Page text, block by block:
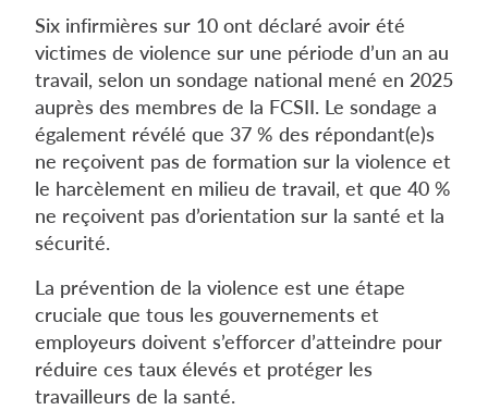
Six infirmières sur 10 ont déclaré avoir été
victimes de violence sur une période d’un an au
travail, selon un sondage national mené en 2025
auprès des membres de la FCSII. Le sondage a
également révélé que 37 % des répondant(e)s
ne reçoivent pas de formation sur la violence et
le harcèlement en milieu de travail, et que 40 %
ne reçoivent pas d’orientation sur la santé et la
sécurité.
La prévention de la violence est une étape
cruciale que tous les gouvernements et
employeurs doivent s’efforcer d’atteindre pour
réduire ces taux élevés et protéger les
travailleurs de la santé.